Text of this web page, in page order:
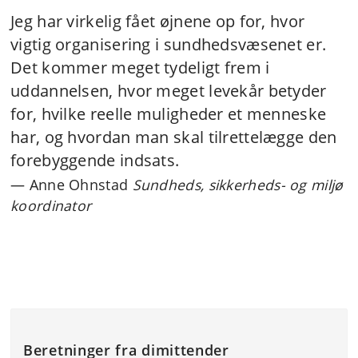
Jeg har virkelig fået øjnene op for, hvor
vigtig organisering i sundhedsvæsenet er.
Det kommer meget tydeligt frem i
uddannelsen, hvor meget levekår betyder
for, hvilke reelle muligheder et menneske
har, og hvordan man skal tilrettelægge den
forebyggende indsats.
Anne Ohnstad Sundheds, sikkerheds- og miljø
koordinator
Beretninger fra dimittender